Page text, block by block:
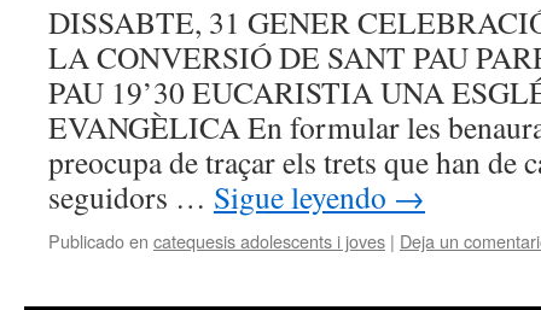
DISSABTE, 31 GENER
LA CONVERSIÓ DE SANT PAU
PAU 19’30 EUCARISTIA UNA
EVANGÈLICA En formular les
preocupa de traçar els trets que han de
seguidors … Sigue leyendo →
Publicado en catequesis adolescents i joves | Deja un